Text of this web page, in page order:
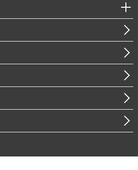
ンプライアンス）・防災（政策）
ーツ・スマートシティ
システム
）